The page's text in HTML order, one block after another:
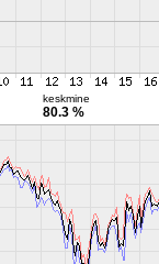
keskmine
80.3 %